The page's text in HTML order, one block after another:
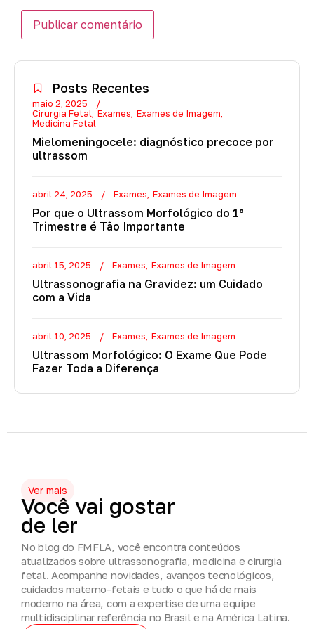
Posts Recentes
maio 2, 2025
Cirurgia Fetal Exames Exames de Imagem
Medicina Fetal
Mielomeningocele: diagnóstico precoce por
ultrassom
abril 24, 2025 Exames Exames de Imagem
Por que o Ultrassom Morfológico do 1º
Trimestre é Tão Importante
abril 15, 2025 Exames Exames de Imagem
Ultrassonografia na Gravidez: um Cuidado
com a Vida
abril 10, 2025 Exames Exames de Imagem
Ultrassom Morfológico: O Exame Que Pode
Fazer Toda a Diferença
Ver mais
Você vai gostar
de ler
No blog do FMFLA, você encontra conteúdos
atualizados sobre ultrassonografia, medicina e cirurgia
fetal. Acompanhe novidades, avanços tecnológicos,
cuidados materno-fetais e tudo o que há de mais
moderno na área, com a expertise de uma equipe
multidisciplinar referência no Brasil e na América Latina.